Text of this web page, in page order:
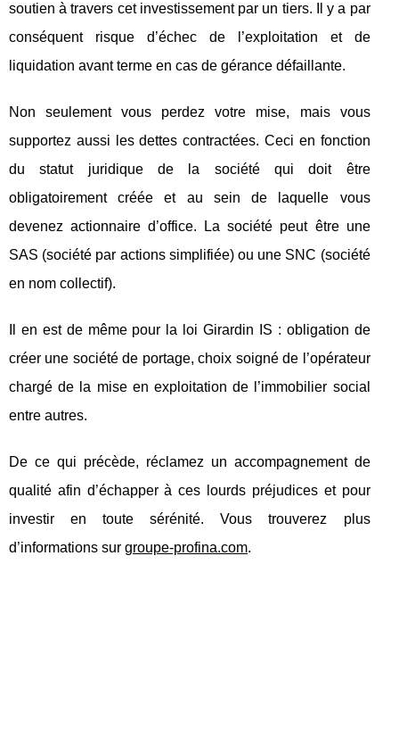
soutien à travers cet investissement par un tiers. Il y a par
conséquent risque d’échec de l’exploitation et de
liquidation avant terme en cas de gérance défaillante.
Non seulement vous perdez votre mise, mais vous
supportez aussi les dettes contractées. Ceci en fonction
du statut juridique de la société qui doit être
obligatoirement créée et au sein de laquelle vous
devenez actionnaire d’office. La société peut être une
SAS (société par actions simplifiée) ou une SNC (société
en nom collectif).
Il en est de même pour la loi Girardin IS : obligation de
créer une société de portage, choix soigné de l’opérateur
chargé de la mise en exploitation de l’immobilier social
entre autres.
De ce qui précède, réclamez un accompagnement de
qualité afin d’échapper à ces lourds préjudices et pour
investir en toute sérénité. Vous trouverez plus
d’informations sur groupe-profina.com.